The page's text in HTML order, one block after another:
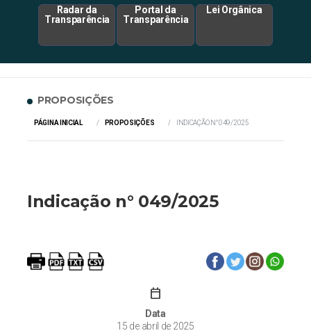
Radar da
Transparência
Portal da
Transparência
Lei Orgânica
PROPOSIÇÕES
PÁGINA INICIAL PROPOSIÇÕES INDICAÇÃO N° 049/2025
Indicação n° 049/2025
calendar_today
Data
15 de abril de 2025